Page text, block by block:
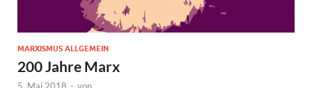
MARXISMUS ALLGEMEIN
200 Jahre Marx
5. Mai 2018 - von